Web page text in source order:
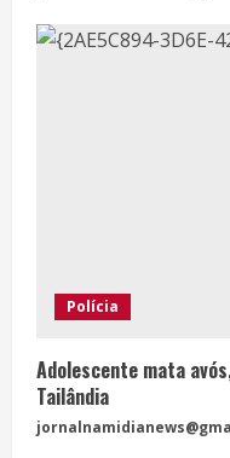
Polícia
Adolescente mata
Tailândia